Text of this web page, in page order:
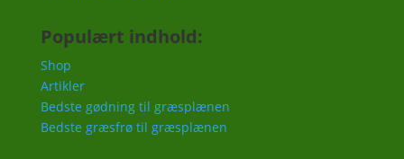
Populært indhold:
Shop
Artikler
Bedste gødning til græsplænen
Bedste græsfrø til græsplænen